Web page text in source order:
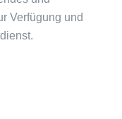
Verfügung und